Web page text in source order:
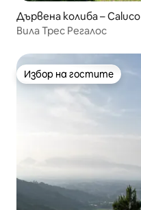
Дървена колиба – Caluco
Вила Трес Регалос
Избор на гостите
Избор на гостите